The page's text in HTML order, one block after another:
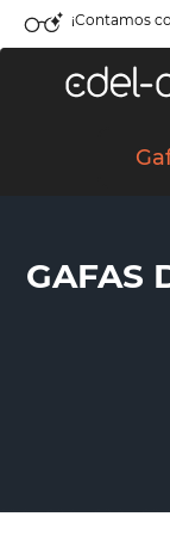
¡Contamos
GAFAS